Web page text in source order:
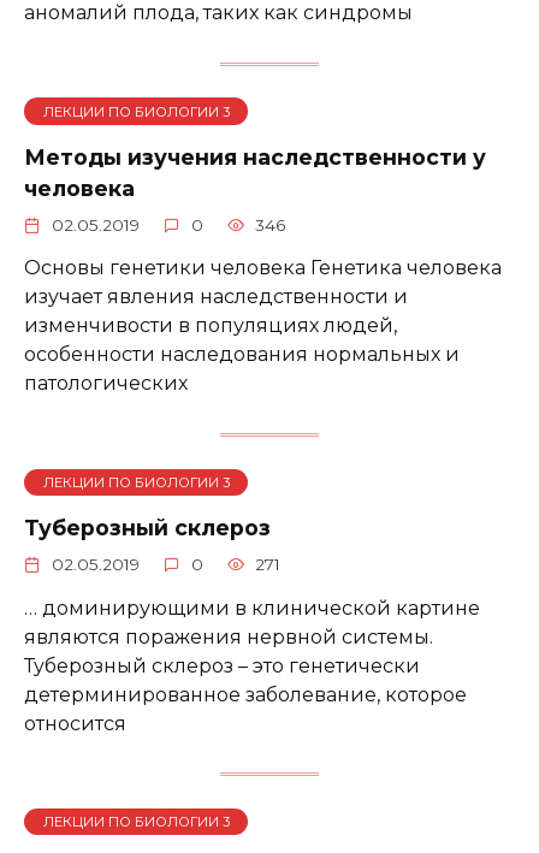
аномалий плода, таких как синдромы
ЛЕКЦИИ ПО БИОЛОГИИ 3
Методы изучения наследственности у
человека
02.05.2019 0 346
Основы генетики человека Генетика человека
изучает явления наследственности и
изменчивости в популяциях людей,
особенности наследования нормальных и
патологических
ЛЕКЦИИ ПО БИОЛОГИИ 3
Туберозный склероз
02.05.2019 0 271
… доминирующими в клинической картине
являются поражения нервной системы.
Туберозный склероз – это генетически
детерминированное заболевание, которое
относится
ЛЕКЦИИ ПО БИОЛОГИИ 3